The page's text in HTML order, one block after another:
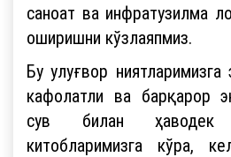
саноат ва инфратузилма
оширишни кўзлаяпмиз.
Бу улуғвор
кафолатли ва барқарор
сув билан ҳаводек
китобларимизга кўра,